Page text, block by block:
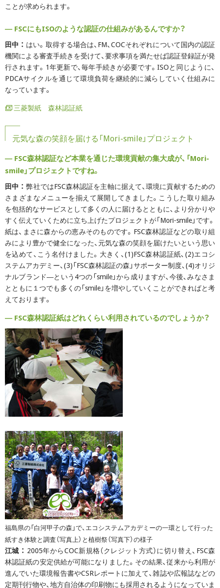
ことが求められます。
― FSCにもISOのような認証の仕組みがあるんですか？
田中 ： はい。取得する場合は、FM、COCそれぞれについて国内の認証
機関による審査手続きを受けて、要求事項を満たせば認証登録証が発
行されます。1年更新で、毎年手続きが必要です。ISOと同じように、
PDCAサイクルを通じて環境負荷を継続的に減らしていく仕組みに
なっています。
三菱製紙 森林認証紙
元気な森の笑顔を届ける「Mori-smile」プロジェクト
― FSC森林認証など本業を通じた環境貢献の集大成が、「Mori-
smile」プロジェクトですね。
田中 ： 弊社ではFSC森林認証を主軸に据えて、環境に貢献するための
さまざまなメニューを揃えて展開してきました。こうした取り組み
を包括的なサービスとして多くの人に届けるとともに、より分かりや
すく伝えていくために立ち上げたプロジェクトが「Mori-smile」です。
紙は、まさに森からの恵みそのものです。FSC森林認証などの取り組
みにより豊かで健全になった、元気な森の笑顔を届けたいという思い
を込めて、こう名付けました。大きく、(1)FSC森林認証紙、(2)エコシ
ステムアカデミー、(3)「FSC森林認証の森」サポーター制度、(4)オリジ
ナルブランド―という4つの「smile」から成りますが、今後、みなさま
とともに１つでも多くの「smile」を増やしていくことができればと考
えております。
― FSC森林認証紙はどれくらい利用されているのでしょうか？
福島県の「白河甲子の森」で、エコシステムアカデミーの一環として行った
紙すき体験と調査（写真上）と植樹祭（写真下）の様子
江城 ： 2005年からCOC新規格（クレジット方式）に切り替え、FSC森
林認証紙の安定供給が可能になりました。その結果、従来から利用が
進んでいた環境報告書やCSRレポートに加えて、雑誌や広報誌などの
定期刊行物や、地方自治体の印刷物にも採用されるようになっていま